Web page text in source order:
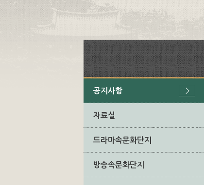
공지사항
자료실
드라마속문화단지
방송속문화단지